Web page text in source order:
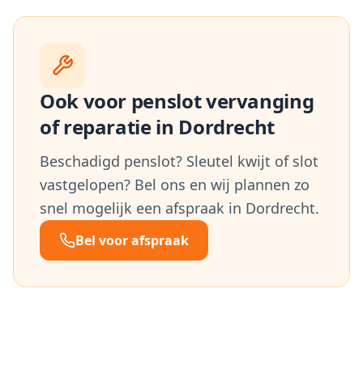
Ook voor penslot vervanging
of reparatie in Dordrecht
Beschadigd penslot? Sleutel kwijt of slot
vastgelopen? Bel ons en wij plannen zo
snel mogelijk een afspraak in Dordrecht.
Bel voor afspraak